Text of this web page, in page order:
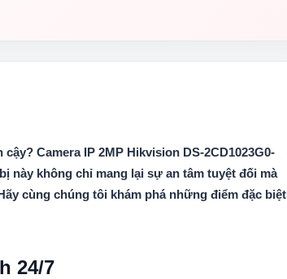
Camera IP 2MP Hikvision DS-2CD1023G0-
này không chỉ mang lại sự an tâm tuyệt đối mà
cùng chúng tôi khám phá những điểm đặc biệt
24/7